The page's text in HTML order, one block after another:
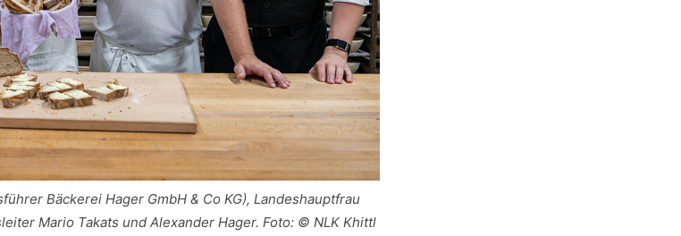
Bäckerei Hager GmbH & Co KG), Landeshauptfrau
Mario Takats und Alexander Hager. Foto: © NLK Khittl